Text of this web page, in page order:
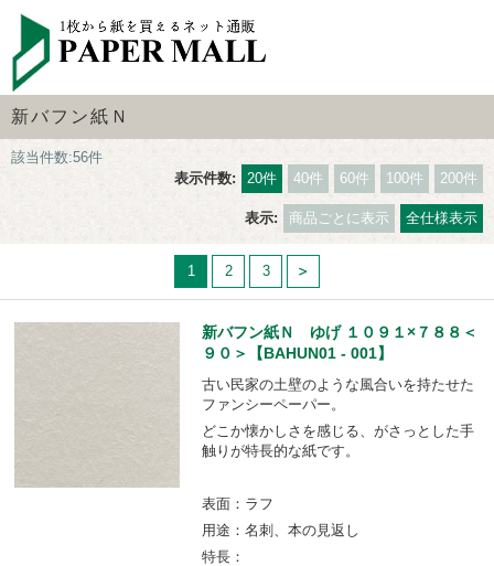
新バフン紙Ｎ
該当件数:56件
表示件数:
20件 40件 60件 100件 200件
表示: 商品ごとに表示 全仕様表示
1 2 3
新バフン紙Ｎ ゆげ １０９１×７８８＜
９０＞【BAHUN01 - 001】
古い民家の土壁のような風合いを持たせた
ファンシーペーパー。
どこか懐かしさを感じる、がさっとした手
触りが特長的な紙です。
表面：ラフ
用途：名刺、本の見返し
特長：